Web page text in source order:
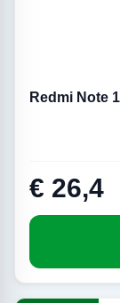
Redmi Note
€ 26,4